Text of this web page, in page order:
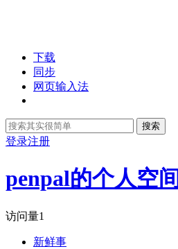
下载
同步
网页输入法
搜索
登录注册
penpal的个人空间
访问量1
新鲜事